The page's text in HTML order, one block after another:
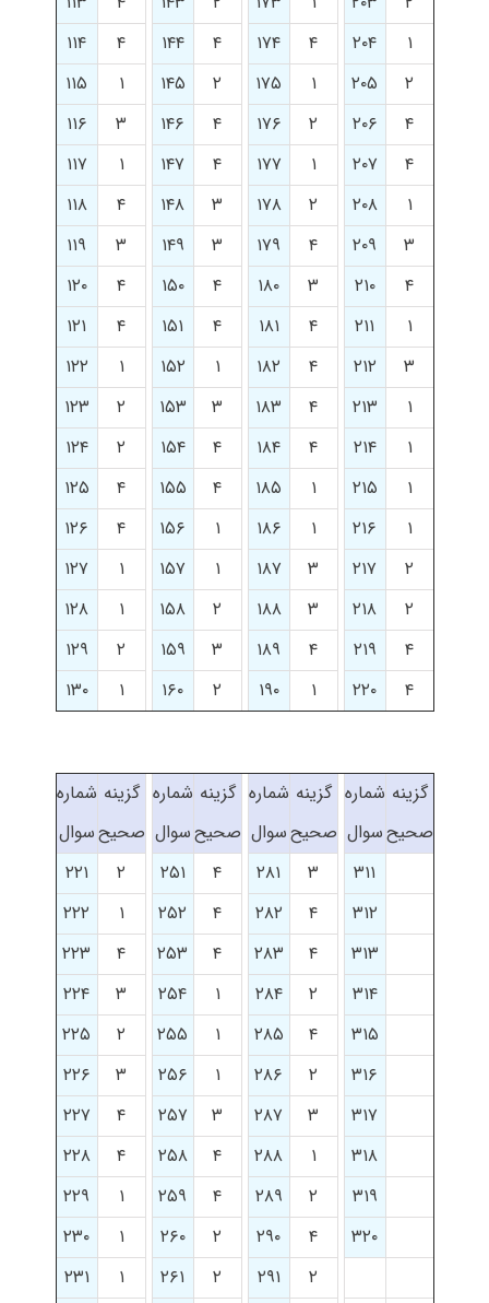
۱
۲۰۴ ۴ ۱۷۴ ۴ ۱۴۴ ۴
۱۱۴
۲
۲۰۵ ۱ ۱۷۵ ۲ ۱۴۵ ۱
۱۱۵
۴
۲۰۶ ۲ ۱۷۶ ۴ ۱۴۶ ۳
۱۱۶
۴
۲۰۷ ۱ ۱۷۷ ۴ ۱۴۷ ۱
۱۱۷
۱
۲۰۸ ۲ ۱۷۸ ۳ ۱۴۸ ۴
۱۱۸
۳
۲۰۹ ۴ ۱۷۹ ۳ ۱۴۹ ۳
۱۱۹
۴
۲۱۰ ۳ ۱۸۰ ۴ ۱۵۰ ۴
۱۲۰
۱
۲۱۱ ۴ ۱۸۱ ۴ ۱۵۱ ۴
۱۲۱
۳
۲۱۲ ۴ ۱۸۲ ۱ ۱۵۲ ۱
۱۲۲
۱
۲۱۳ ۴ ۱۸۳ ۳ ۱۵۳ ۲
۱۲۳
۱
۲۱۴ ۴ ۱۸۴ ۴ ۱۵۴ ۲
۱۲۴
۱
۲۱۵ ۱ ۱۸۵ ۴ ۱۵۵ ۴
۱۲۵
۱
۲۱۶ ۱ ۱۸۶ ۱ ۱۵۶ ۴
۱۲۶
۲
۲۱۷ ۳ ۱۸۷ ۱ ۱۵۷ ۱
۱۲۷
۲
۲۱۸ ۳ ۱۸۸ ۲ ۱۵۸ ۱
۱۲۸
۴
۲۱۹ ۴ ۱۸۹ ۳ ۱۵۹ ۲
۱۲۹
۴
۲۲۰ ۱ ۱۹۰ ۲ ۱۶۰ ۱ ۱۳۰
گزینه
صحیح
شماره
سوال
گزینه
صحیح
شماره
سوال
گزینه
صحیح
شماره
سوال
گزینه
صحیح
شماره
سوال
۳۱۱
۳ ۲۸۱ ۴ ۲۵۱ ۲
۲۲۱
۳۱۲
۴ ۲۸۲ ۴ ۲۵۲ ۱
۲۲۲
۳۱۳
۴ ۲۸۳ ۴ ۲۵۳ ۴
۲۲۳
۳۱۴
۲ ۲۸۴ ۱ ۲۵۴ ۳
۲۲۴
۳۱۵
۴ ۲۸۵ ۱ ۲۵۵ ۲
۲۲۵
۳۱۶
۲ ۲۸۶ ۱ ۲۵۶ ۳
۲۲۶
۳۱۷
۳ ۲۸۷ ۳ ۲۵۷ ۴
۲۲۷
۳۱۸
۱ ۲۸۸ ۴ ۲۵۸ ۴
۲۲۸
۳۱۹
۲ ۲۸۹ ۴ ۲۵۹ ۱
۲۲۹
۳۲۰
۴ ۲۹۰ ۲ ۲۶۰ ۱
۲۳۰
۲
۲۹۱ ۲ ۲۶۱ ۱
۲۳۱